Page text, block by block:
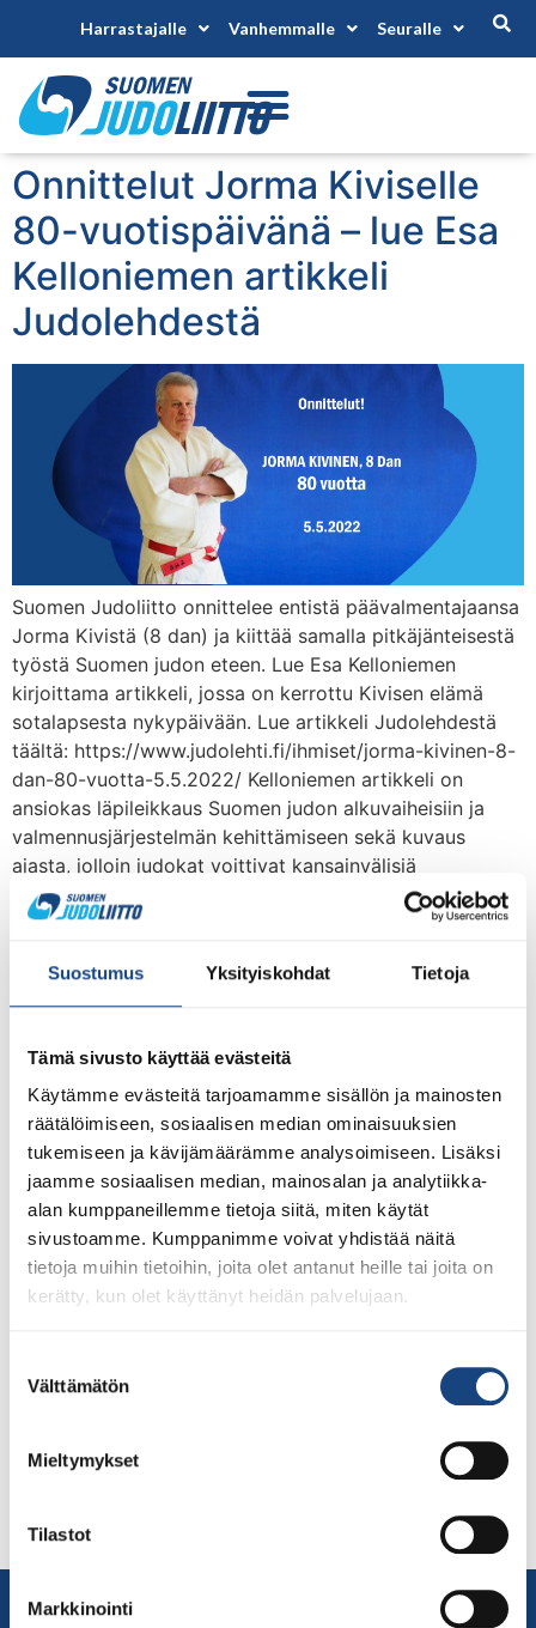
Suostumus Yksityiskohdat Tietoja
Tämä sivusto käyttää evästeitä
Käytämme evästeitä tarjoamamme sisällön ja mainosten
räätälöimiseen, sosiaalisen median ominaisuuksien
tukemiseen ja kävijämäärämme analysoimiseen. Lisäksi
jaamme sosiaalisen median, mainosalan ja analytiikka-
alan kumppaneillemme tietoja siitä, miten käytät
sivustoamme. Kumppanimme voivat yhdistää näitä
tietoja muihin tietoihin, joita olet antanut heille tai joita on
kerätty, kun olet käyttänyt heidän palvelujaan.
valinta
Välttämätön
Mieltymykset
Tilastot
Markkinointi
Harrastajalle Vanhemmalle Seuralle
Onnittelut Jorma Kiviselle
80-vuotispäivänä – lue Esa
Kelloniemen artikkeli
Judolehdestä
Suomen Judoliitto onnittelee entistä päävalmentajaansa
Jorma Kivistä (8 dan) ja kiittää samalla pitkäjänteisestä
työstä Suomen judon eteen. Lue Esa Kelloniemen
kirjoittama artikkeli, jossa on kerrottu Kivisen elämä
sotalapsesta nykypäivään. Lue artikkeli Judolehdestä
täältä: https://www.judolehti.fi/ihmiset/jorma-kivinen-8-
dan-80-vuotta-5.5.2022/ Kelloniemen artikkeli on
ansiokas läpileikkaus Suomen judon alkuvaiheisiin ja
valmennusjärjestelmän kehittämiseen sekä kuvaus
ajasta, jolloin judokat voittivat kansainvälisiä
arvokisamitaleja. Lainaus artikkelista: […]
kohtasivat Urheassa
Judoliitto järjesti yhdessä Urhean kanssa judoseuroille
avoimet ovet lauantaina 21.8.2021. Judoliitto oli
live-tapahtuman syyskauden alkaessa. Urhean avoimiin
oviin osallistui myös neljä entistä Judoliiton
Suomen judoseuroille oli lähetetty avoin kutsu Urhean
judokoiden vanhempia ja tukijoukkoja. […]
Yhteystiedot